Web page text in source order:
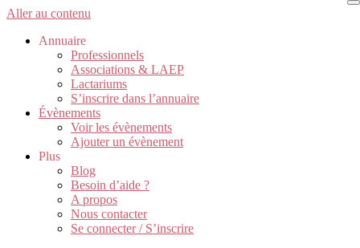
Aller au contenu
Annuaire
Professionnels
Associations & LAEP
Lactariums
S’inscrire dans l’annuaire
Évènements
Voir les évènements
Ajouter un évènement
Plus
Blog
Besoin d’aide ?
A propos
Nous contacter
Se connecter / S’inscrire